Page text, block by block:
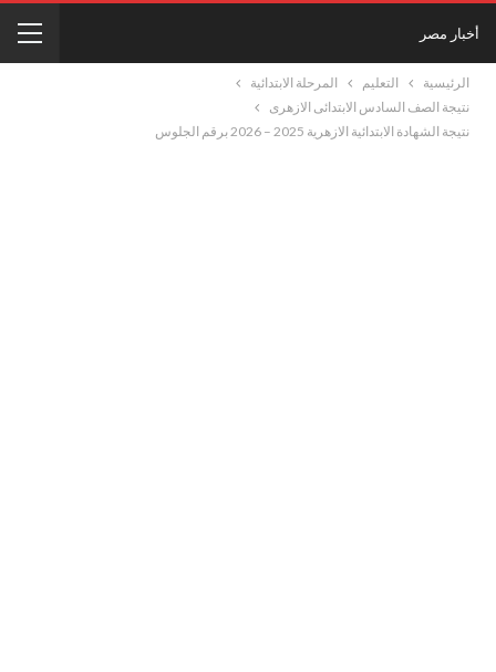
أخبار مصر
الرئيسية التعليم
المرحلة الابتدائية
نتيجة الصف السادس الابتدائى الازهرى
نتيجة الشهادة الابتدائية الازهرية 2025 – 2026 برقم الجلوس